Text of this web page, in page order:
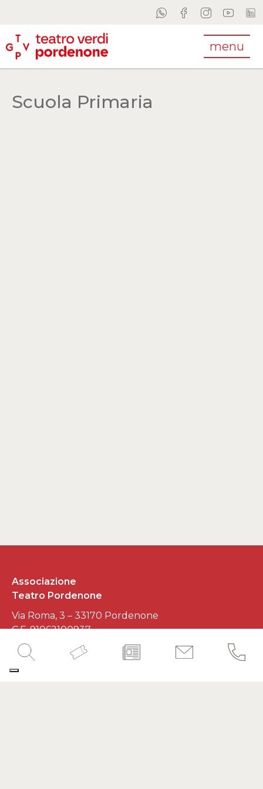
menu
Scuola Primaria
Associazione
Teatro Pordenone
Via Roma, 3 – 33170 Pordenone
C.F. 91062100937
P.IVA 01545620930
Developed by